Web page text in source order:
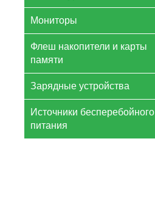
Мониторы
Флеш накопители и карты
памяти
Зарядные устройства
Источники бесперебойного
питания